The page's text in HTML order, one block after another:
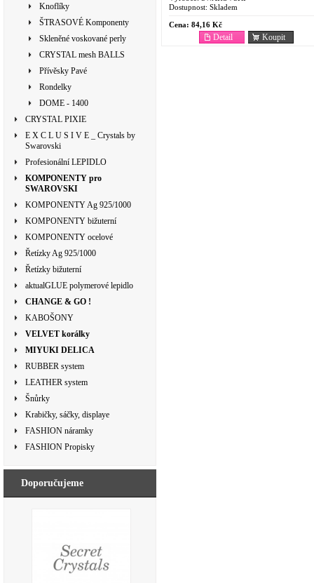
Knoflíky
ŠTRASOVÉ Komponenty
Skleněné voskované perly
CRYSTAL mesh BALLS
Přívěsky Pavé
Rondelky
DOME - 1400
CRYSTAL PIXIE
E X C L U S I V E _ Crystals by
Swarovski
Profesionální LEPIDLO
KOMPONENTY pro
SWAROVSKI
KOMPONENTY Ag 925/1000
KOMPONENTY bižuterní
KOMPONENTY ocelové
Řetízky Ag 925/1000
Řetízky bižuterní
aktualGLUE polymerové lepidlo
CHANGE & GO !
KABOŠONY
VELVET korálky
MIYUKI DELICA
RUBBER system
LEATHER system
Šnůrky
Krabičky, sáčky, displaye
FASHION náramky
FASHION Propisky
Doporučujeme
Dostupnost: Skladem
Cena: 84,16 Kč
Koupit
Detail